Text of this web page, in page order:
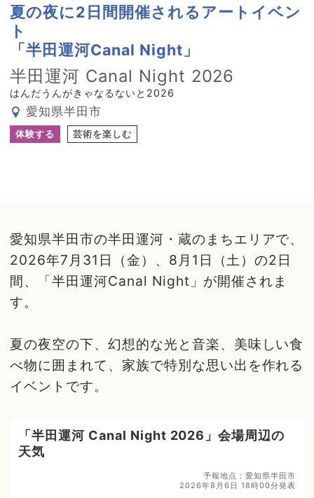
夏の夜に2日間開催されるアートイベン
ト
「半田運河Canal Night」
半田運河 Canal Night 2026
はんだうんがきゃなるないと2026
愛知県半田市
体験する 芸術を楽しむ
愛知県半田市の半田運河・蔵のまちエリアで、
2026年7月31日（金）、8月1日（土）の2日
間、「半田運河Canal Night」が開催されま
す。
夏の夜空の下、幻想的な光と音楽、美味しい食
べ物に囲まれて、家族で特別な思い出を作れる
イベントです。
「半田運河 Canal Night 2026」会場周辺の
天気
予報地点：愛知県半田市
2026年8月6日 18時00分発表